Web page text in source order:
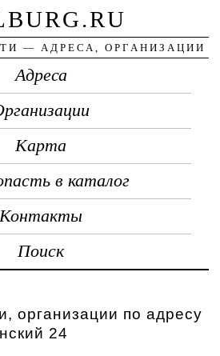
— АДРЕСА, ОРГАНИЗАЦИИ
Адреса
Карта
в каталог
Контакты
Поиск
организации по адресу
24